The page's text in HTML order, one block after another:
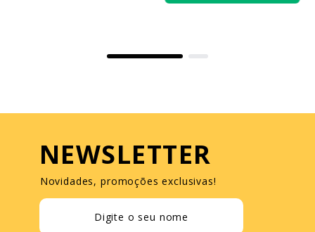
NEWSLETTER
Novidades, promoções exclusivas!